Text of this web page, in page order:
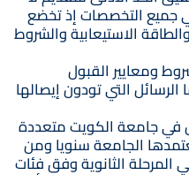
جميع التخصصات إذ تخضع
الاستيعابية والشروط
ومعايير القبول
التي تودون إيصالها
في جامعة الكويت متعددة
الجامعة سنويا ومن
المرحلة الثانوية وفق فئات